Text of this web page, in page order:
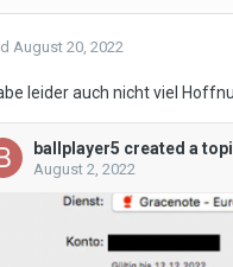
August 20, 2022
leider auch nicht viel